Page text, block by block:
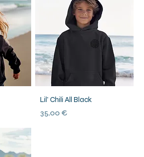
Lil' Chili All Black
Prix
35,00 €